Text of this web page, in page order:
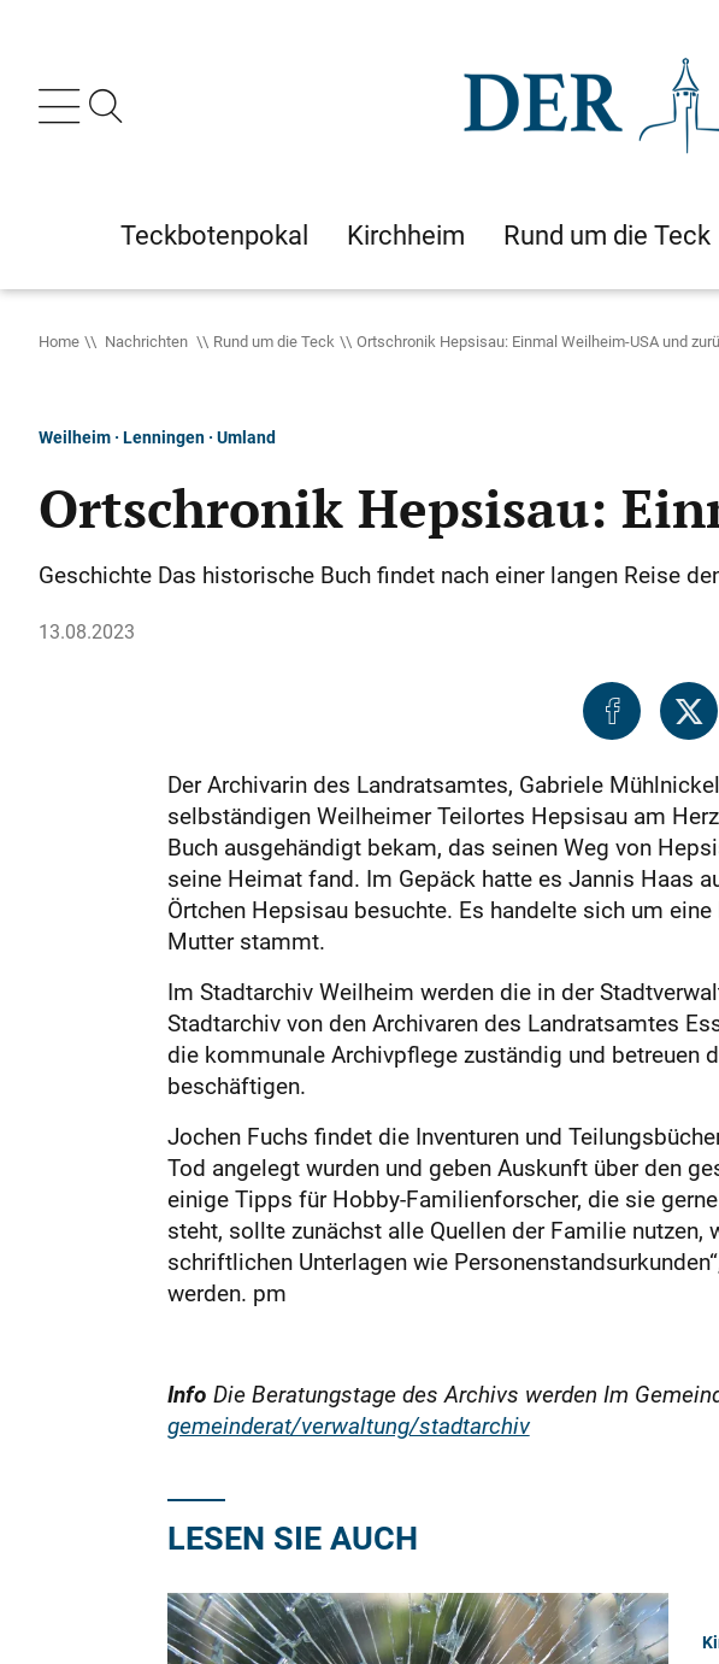
Teckbotenpokal Kirchheim Rund um die Teck
Home Nachrichten Rund um die Teck Ortschronik Hepsisau: Einmal Weilheim-USA und
Weilheim · Lenningen · Umland
Ortschronik Hepsisau:
Geschichte Das historische Buch findet nach einer langen Reise
13.08.2023
Der Archivarin des Landratsamtes, Gabriele
selbständigen Weilheimer Teilortes Hepsisau am
Buch ausgehändigt bekam, das seinen Weg von
seine Heimat fand. Im Gepäck hatte es Jannis Haas
Örtchen Hepsisau besuchte. Es handelte sich um
Mutter stammt.
Im Stadtarchiv Weilheim werden die in der
Stadtarchiv von den Archivaren des Landratsamtes
die kommunale Archivpflege zuständig und betreuen
beschäftigen.
Jochen Fuchs findet die Inventuren und
Tod angelegt wurden und geben Auskunft über den
einige Tipps für Hobby-Familienforscher, die sie
steht, sollte zunächst alle Quellen der Familie
schriftlichen Unterlagen wie
werden. pm
Info Die Beratungstage des Archivs werden Im
gemeinderat/verwaltung/stadtarchiv
LESEN SIE AUCH